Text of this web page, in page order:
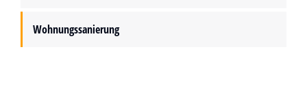
Wohnungssanierung